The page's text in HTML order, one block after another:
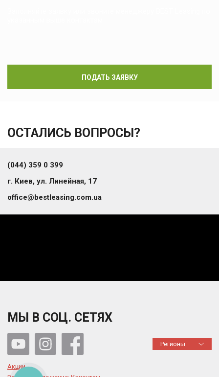
ПОДАТЬ ЗАЯВКУ
ОСТАЛИСЬ ВОПРОСЫ?
(044) 359 0 399
г. Киев, ул. Линейная, 17
office@bestleasing.com.ua
МЫ В СОЦ. СЕТЯХ
Регионы
Акции